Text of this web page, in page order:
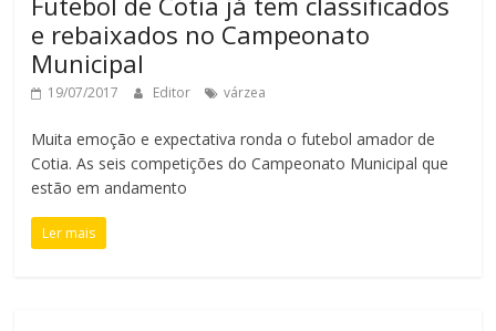
e rebaixados no Campeonato
Municipal
19/07/2017 Editor várzea
Muita emoção e expectativa ronda o futebol amador de
Cotia. As seis competições do Campeonato Municipal que
estão em andamento
Ler mais